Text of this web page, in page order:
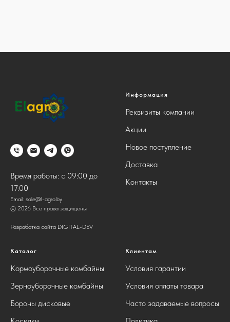
Время работы: с 09:00 до
17:00
Email: sale@l-agro.by
© 2026 Все права защищены
Разработка сайта DIGITAL-DEV
Информация
Реквизиты компании
Акции
Новое поступление
Доставка
Контакты
Каталог
Кормоуборочные комбайны
Зерноуборочные комбайны
Бороны дисковые
Клиентам
Условия гарантии
Условия оплаты товара
Часто задаваемые вопросы